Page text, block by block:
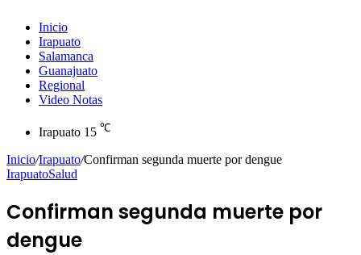
Inicio
Irapuato
Salamanca
Guanajuato
Regional
Video Notas
Irapuato 15 ℃
Inicio/Irapuato/Confirman segunda muerte por dengue
IrapuatoSalud
Confirman segunda muerte por
dengue